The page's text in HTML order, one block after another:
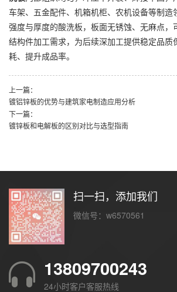
车架、五金配件、机箱机柜、农机设备等制造
强度与厚度的酸洗板，板面无锈蚀、无麻点，
结构件加工需求，为后续深加工提供稳定品质
耗、提升成品率。
上一篇：
镀铝锌板的优势与建筑家电制造应用分析
下一篇：
镀锌板和电解板的区别对比与选型指南
扫一扫，添加我们
微信号：w6570561
13809700243
24小时客户客服热线